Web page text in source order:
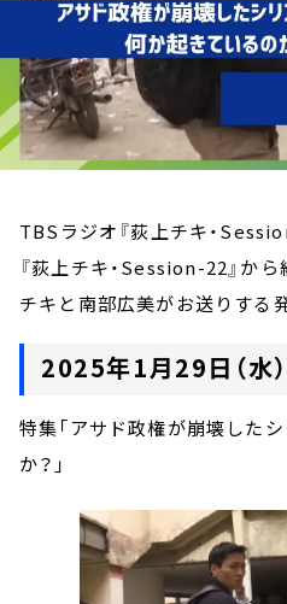
TBSラジオ『荻上チキ・
『荻上チキ・Session-22』か
チキと南部広美がお送りする
2025年1月29日（
特集「アサド政権が崩壊した
か？」